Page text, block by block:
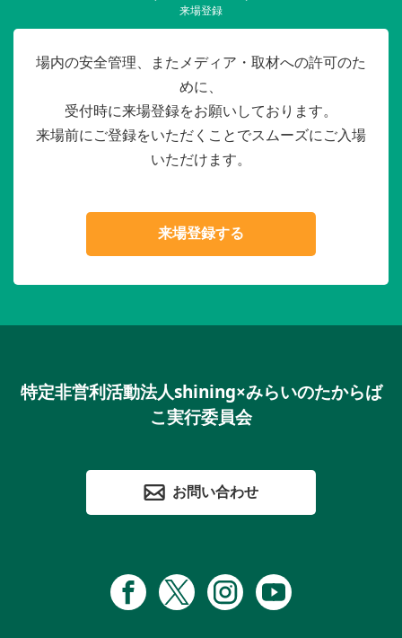
来場登録
場内の安全管理、またメディア・取材への許可のた
めに、
受付時に来場登録をお願いしております。
来場前にご登録をいただくことでスムーズにご入場
いただけます。
来場登録する
特定非営利活動法人shining×みらいのたからば
こ実行委員会
お問い合わせ